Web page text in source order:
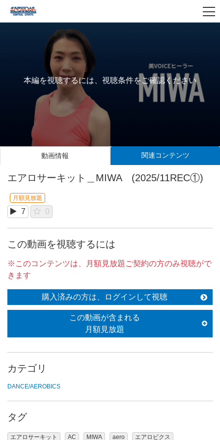
本編を視聴するには、視聴条件をご確認ください
動画情報 関連コンテンツ
エアロサーキット＿MIWA (2025/11REC①)
月額見放題
7 0
この動画を視聴するには
※このコンテンツは、月額見放題ご契約の方のみ視聴がで
きます
購入済みの方は、ログインして視聴
この動画が含まれる
月額見放題
カテゴリ
DANCE/AEROBICS
タグ
エアロサーキット AC MIWA aero エアロビクス